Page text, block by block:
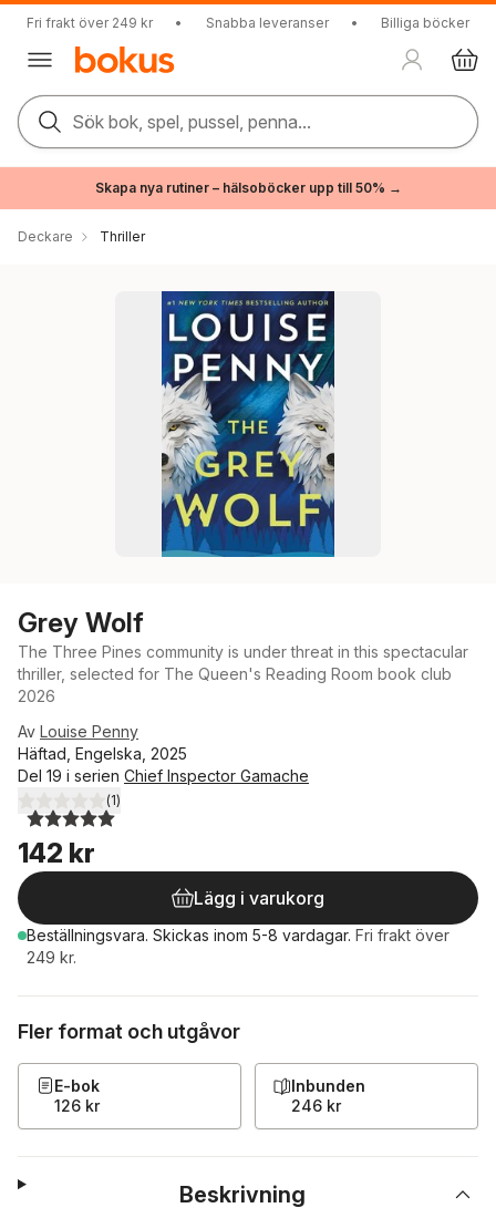
Fri frakt över 249 kr • Snabba leveranser • Billiga böcker
Sök bok, spel, pussel, penna...
Skapa nya rutiner – hälsoböcker upp till 50% →
Deckare Thriller
Grey Wolf
The Three Pines community is under threat in this spectacular
thriller, selected for The Queen's Reading Room book club
2026
Av Louise Penny
Häftad, Engelska, 2025
Del 19 i serien Chief Inspector Gamache
5,0utav 5 stjärnor. Totalt antal röster:
(1)
142 kr
Lägg i varukorg
Beställningsvara. Skickas inom 5-8 vardagar. Fri frakt över
249 kr.
Fler format och utgåvor
E-bok
126 kr
Inbunden
246 kr
Beskrivning